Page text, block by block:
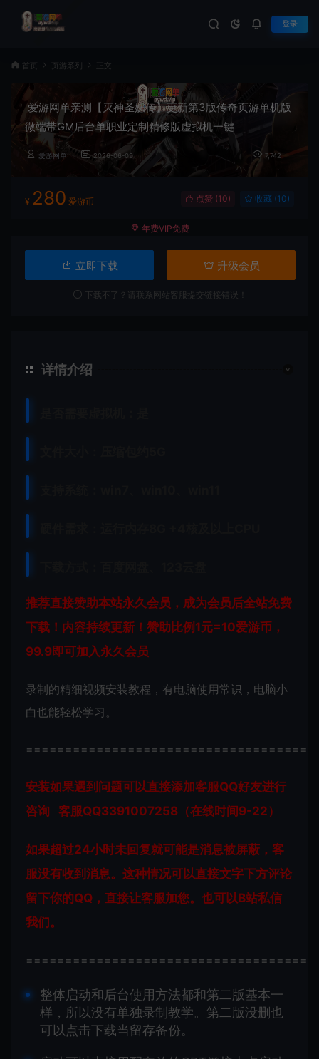
登录
首页 页游系列 正文
爱游网单亲测【灭神圣妖传】更新第3版传奇页游单机版
微端带GM后台单职业定制精修版虚拟机一键
爱游网单 2026-06-09 7,742
¥ 280 爱游币 点赞 (10) 收藏 (10)
年费VIP免费
立即下载 升级会员
下载不了？请联系网站客服提交链接错误！
详情介绍
推荐直接赞助本站永久会员，成为会员后全站免费
下载！内容持续更新！赞助比例1元=10爱游币，
99.9即可加入永久会员
录制的精细视频安装教程，有电脑使用常识，电脑小
白也能轻松学习。
安装如果遇到问题可以直接添加客服QQ好友进行
咨询 客服QQ3391007258（在线时间9-22）
如果超过24小时未回复就可能是消息被屏蔽，客
服没有收到消息。这种情况可以直接文字下方评论
留下你的QQ，直接让客服加您。也可以B站私信
我们。
整体启动和后台使用方法都和第二版基本一
样，所以没有单独录制教学。第二版没删也
可以点击下载当留存备份。